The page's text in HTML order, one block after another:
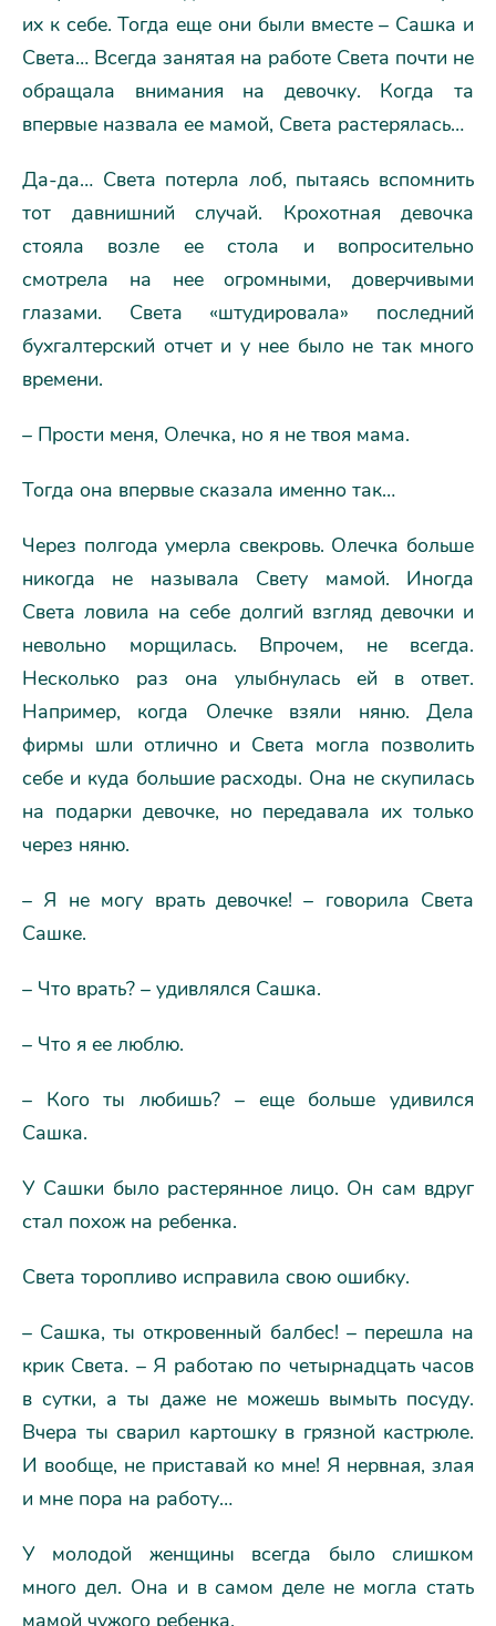
их к себе. Тогда еще они были вместе – Сашка и
Света… Всегда занятая на работе Света почти не
обращала внимания на девочку. Когда та
впервые назвала ее мамой, Света растерялась…
Да-да… Света потерла лоб, пытаясь вспомнить
тот давнишний случай. Крохотная девочка
стояла возле ее стола и вопросительно
смотрела на нее огромными, доверчивыми
глазами. Света «штудировала» последний
бухгалтерский отчет и у нее было не так много
времени.
– Прости меня, Олечка, но я не твоя мама.
Тогда она впервые сказала именно так…
Через полгода умерла свекровь. Олечка больше
никогда не называла Свету мамой. Иногда
Света ловила на себе долгий взгляд девочки и
невольно морщилась. Впрочем, не всегда.
Несколько раз она улыбнулась ей в ответ.
Например, когда Олечке взяли няню. Дела
фирмы шли отлично и Света могла позволить
себе и куда большие расходы. Она не скупилась
на подарки девочке, но передавала их только
через няню.
– Я не могу врать девочке! – говорила Света
Сашке.
– Что врать? – удивлялся Сашка.
– Что я ее люблю.
– Кого ты любишь? – еще больше удивился
Сашка.
У Сашки было растерянное лицо. Он сам вдруг
стал похож на ребенка.
Света торопливо исправила свою ошибку.
– Сашка, ты откровенный балбес! – перешла на
крик Света. – Я работаю по четырнадцать часов
в сутки, а ты даже не можешь вымыть посуду.
Вчера ты сварил картошку в грязной кастрюле.
И вообще, не приставай ко мне! Я нервная, злая
и мне пора на работу…
У молодой женщины всегда было слишком
много дел. Она и в самом деле не могла стать
мамой чужого ребенка.